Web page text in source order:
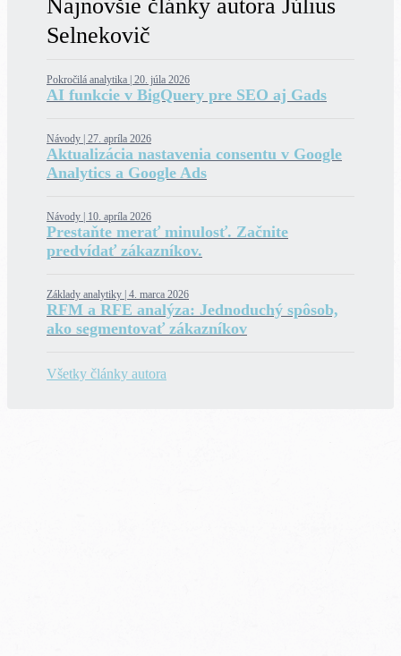
Najnovšie články autora Július
Selnekovič
Pokročilá analytika | 20. júla 2026
AI funkcie v BigQuery pre SEO aj Gads
Návody | 27. apríla 2026
Aktualizácia nastavenia consentu v Google
Analytics a Google Ads
Návody | 10. apríla 2026
Prestaňte merať minulosť. Začnite
predvídať zákazníkov.
Základy analytiky | 4. marca 2026
RFM a RFE analýza: Jednoduchý spôsob,
ako segmentovať zákazníkov
Všetky články autora